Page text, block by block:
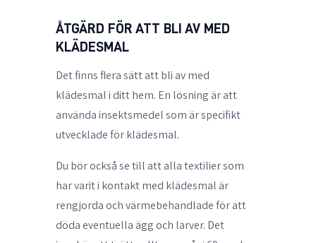
ÅTGÄRD FÖR ATT BLI AV MED
KLÄDESMAL
Det finns flera sätt att bli av med
klädesmal i ditt hem. En lösning är att
använda insektsmedel som är specifikt
utvecklade för klädesmal.
Du bör också se till att alla textilier som
har varit i kontakt med klädesmal är
rengjorda och värmebehandlade för att
döda eventuella ägg och larver. Det